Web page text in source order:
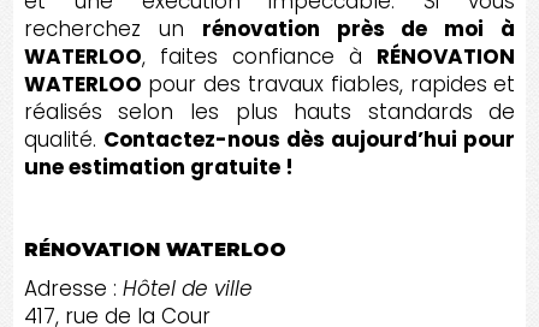
recherchez un rénovation près de moi à
WATERLOO, faites confiance à RÉNOVATION
WATERLOO pour des travaux fiables, rapides et
réalisés selon les plus hauts standards de
qualité. Contactez-nous dès aujourd’hui pour
une estimation gratuite !
RÉNOVATION WATERLOO
Adresse : Hôtel de ville
417, rue de la Cour